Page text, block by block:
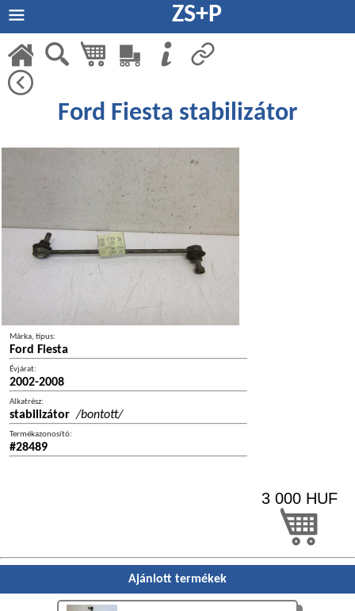
ZS+P
Ford Fiesta stabilizátor
Márka, típus:
Ford Fiesta
Évjárat:
2002-2008
Alkatrész:
stabilizátor/bontott/
Termékazonosító:
#28489
3 000 HUF
Ajánlott termékek